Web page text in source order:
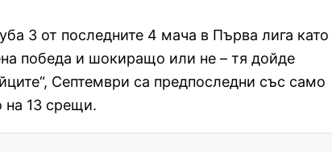
3 от последните 4 мача в Първа лига като
победа и шокиращо или не – тя дойде
Септември са предпоследни със само
на 13 срещи.